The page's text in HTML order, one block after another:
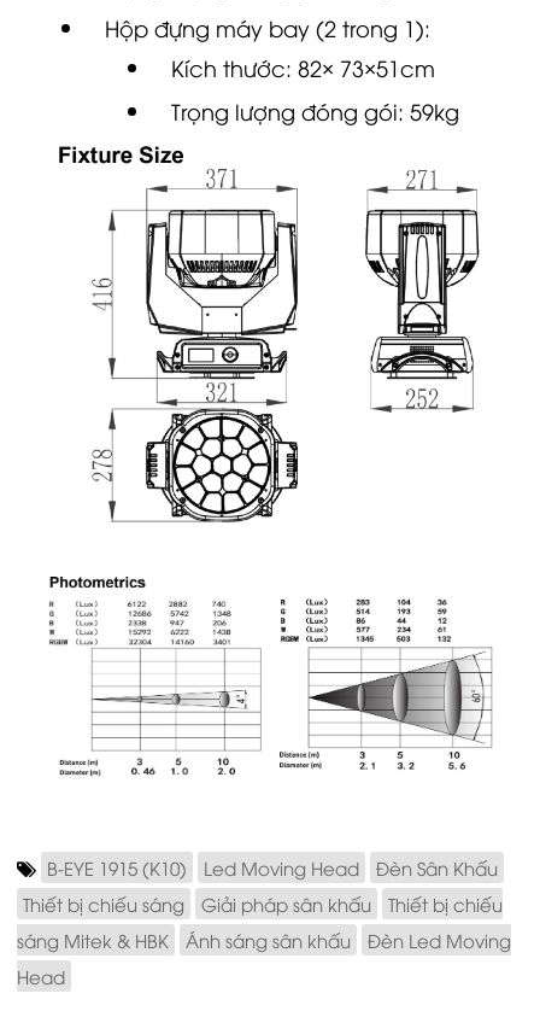
Hộp đựng máy bay (2 trong 1):
Kích thước: 82× 73×51cm
Trọng lượng đóng gói: 59kg
B-EYE 1915 (K10) Led Moving Head
Đèn Sân Khấu
Thiết bị chiếu sáng
Giải pháp sân khấu
Thiết bị chiếu
sáng Mitek & HBK
Ánh sáng sân khấu
Đèn Led Moving
Head